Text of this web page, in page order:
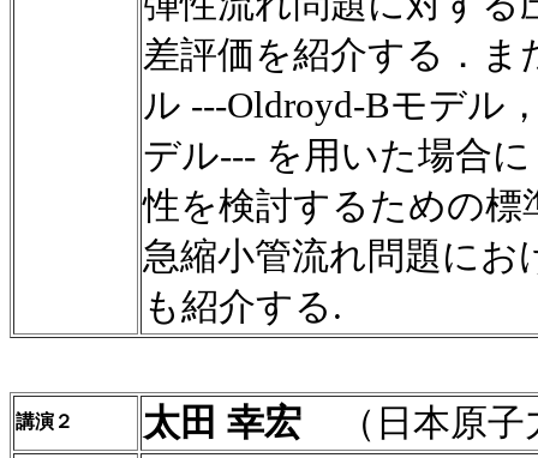
差評価を紹介する．
ル ---Oldroyd-Bモデル
デル--- を用いた場合
性を検討するための
急縮小管流れ問題にお
も紹介する .
講演２ 太田 幸宏 （日本原